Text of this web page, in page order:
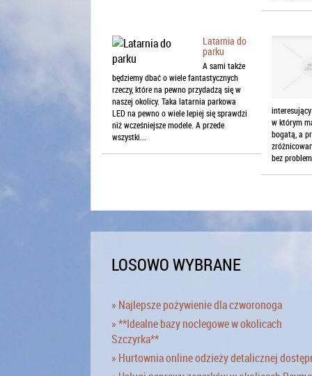
Latarnia do
parku
A sami także
będziemy dbać o wiele fantastycznych
rzeczy, które na pewno przydadzą się w
naszej okolicy. Taka latarnia parkowa
LED na pewno o wiele lepiej się sprawdzi
niż wcześniejsze modele. A przede
wszystki...
w którym
bogatą, a
bez
LOSOWO WYBRANE
» Najlepsze pożywienie dla czworonoga
» **Idealne bazy noclegowe w okolicach
Szczyrka**
» Hurtownia online odzieży detalicznej